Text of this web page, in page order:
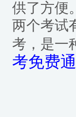
供了方便
两个考试
考，是一
考免费